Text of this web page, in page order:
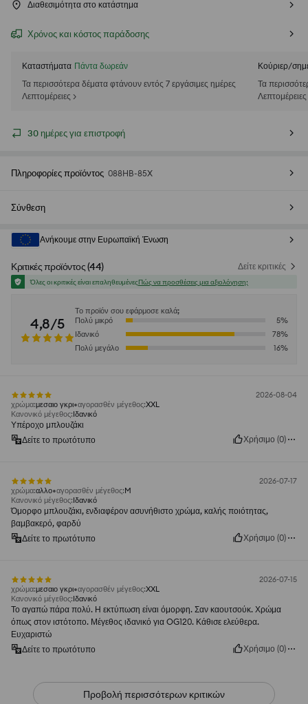
Διαθεσιμότητα στο κατάστημα
Χρόνος και κόστος παράδοσης
Καταστήματα Πάντα δωρεάν
Τα περισσότερα δέματα φτάνουν εντός 7 εργάσιμες ημέρες
Λεπτομέρειες >
Κούριερ/
Τα
Λεπτομέρειες
30 ημέρες για επιστροφή
Πληροφορίες προϊόντος 088HB-85X
Σύνθεση
Ανήκουμε στην Ευρωπαϊκή Ένωση
Κριτικές προϊόντος(44) Δείτε κριτικές
Όλες οι κριτικές είναι επαληθευμένεςΠώς να προσθέσεις μια αξιολόγηση;
4,8/5
Το προϊόν σου εφάρμοσε καλά;
Πολύ μικρό
5%
Ιδανικό
78%
Πολύ μεγάλο
16%
2026-08-04
χρώμα:μεσαιο γκρι αγορασθέν μέγεθος:XXL
Κανονικό μέγεθος:Ιδανικό
Υπέροχο μπλουζάκι
Δείτε το πρωτότυπο
Χρήσιμο (0)
2026-07-17
χρώμα:αλλο αγορασθέν μέγεθος:M
Κανονικό μέγεθος:Ιδανικό
Όμορφο μπλουζάκι, ενδιαφέρον ασυνήθιστο χρώμα, καλής ποιότητας,
βαμβακερό, φαρδύ
Δείτε το πρωτότυπο
Χρήσιμο (0)
2026-07-15
χρώμα:μεσαιο γκρι αγορασθέν μέγεθος:XXL
Κανονικό μέγεθος:Ιδανικό
Το αγαπώ πάρα πολύ. Η εκτύπωση είναι όμορφη. Σαν καουτσούκ. Χρώμα
όπως στον ιστότοπο. Μέγεθος ιδανικό για OG120. Κάθισε ελεύθερα.
Ευχαριστώ
Δείτε το πρωτότυπο
Χρήσιμο (0)
Προβολή περισσότερων κριτικών